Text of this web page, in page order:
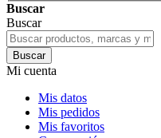
Buscar
Buscar
Buscar
Mi cuenta
Mis datos
Mis pedidos
Mis favoritos